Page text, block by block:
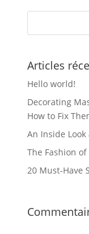
Articles
Hello world!
Decorating
How to Fix
An Inside Look
The Fashion
20 Must-Have